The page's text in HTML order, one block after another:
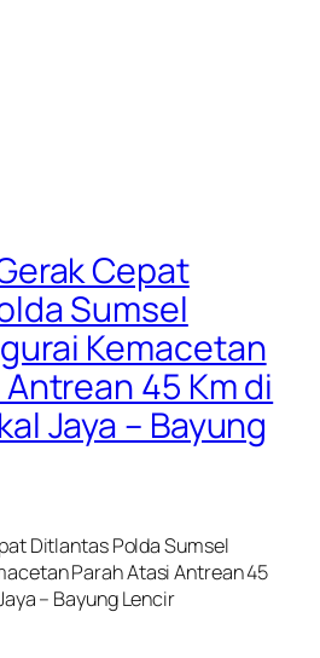
Cepat
Sumsel
Kemacetan
45 Km di
Jaya – Bayung
Ditlantas Polda Sumsel
Parah Atasi Antrean 45
– Bayung Lencir